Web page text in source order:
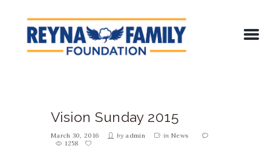
Vision Sunday 2015
March 30, 2016 by admin in News
1258